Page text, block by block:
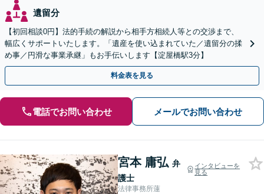
遺留分
【初回相談0円】法的手続の解説から相手方相続人等との交渉まで、
幅広くサポートいたします。「遺産を使い込まれていた／遺留分の揉
め事／円滑な事業承継」もお手伝いします【淀屋橋駅3分】
料金表を見る
電話でお問い合わせ メールでお問い合わせ
宮本 庸弘 弁
護士
インタビューを
見る
法律事務所蓮